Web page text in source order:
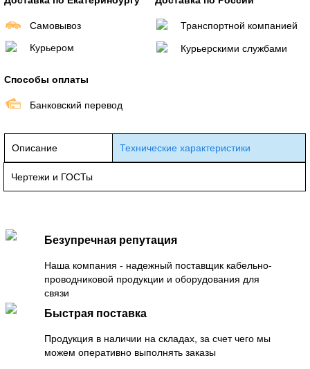
Самовывоз
Курьером
Транспортной компанией
Курьерскими службами
Способы оплаты
Банковский перевод
Описание Технические характеристики
Чертежи и ГОСТы
Безупречная репутация
Наша компания - надежный поставщик кабельно-
проводниковой продукции и оборудования для
связи
Быстрая поставка
Продукция в наличии на складах, за счет чего мы
можем оперативно выполнять заказы